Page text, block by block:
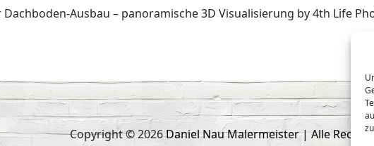
Dachboden-Ausbau – panoramische 3D Visualisierung by 4th Life
Copyright © 2026Daniel Nau Malermeister | Alle